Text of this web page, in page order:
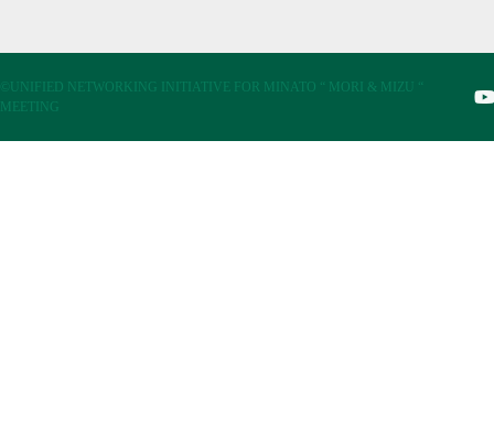
©UNIFIED NETWORKING INITIATIVE FOR MINATO “ MORI & MIZU “
MEETING